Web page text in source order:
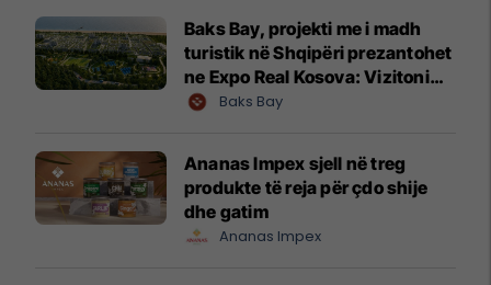
Baks Bay, projekti me i madh
turistik në Shqipëri prezantohet
ne Expo Real Kosova: Vizitoni
shtandin dhe zbuloni
Baks Bay
Ananas Impex sjell në treg
produkte të reja për çdo shije
dhe gatim
Ananas Impex